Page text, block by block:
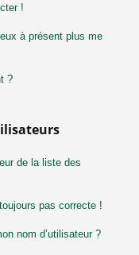
!
à présent plus me
?
de la liste des
pas correcte !
nom d’utilisateur ?